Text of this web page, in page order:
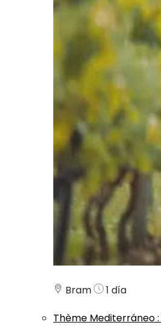
Bram
1 día
Thème Mediterráneo: